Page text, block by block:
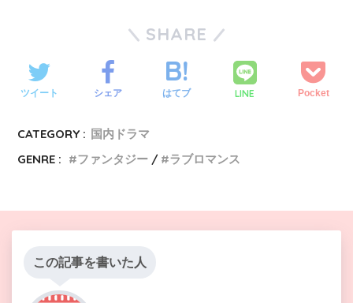
SHARE
ツイート シェア はてブ LINE Pocket
CATEGORY : 国内ドラマ
GENRE :
ファンタジー ラブロマンス
この記事を書いた人